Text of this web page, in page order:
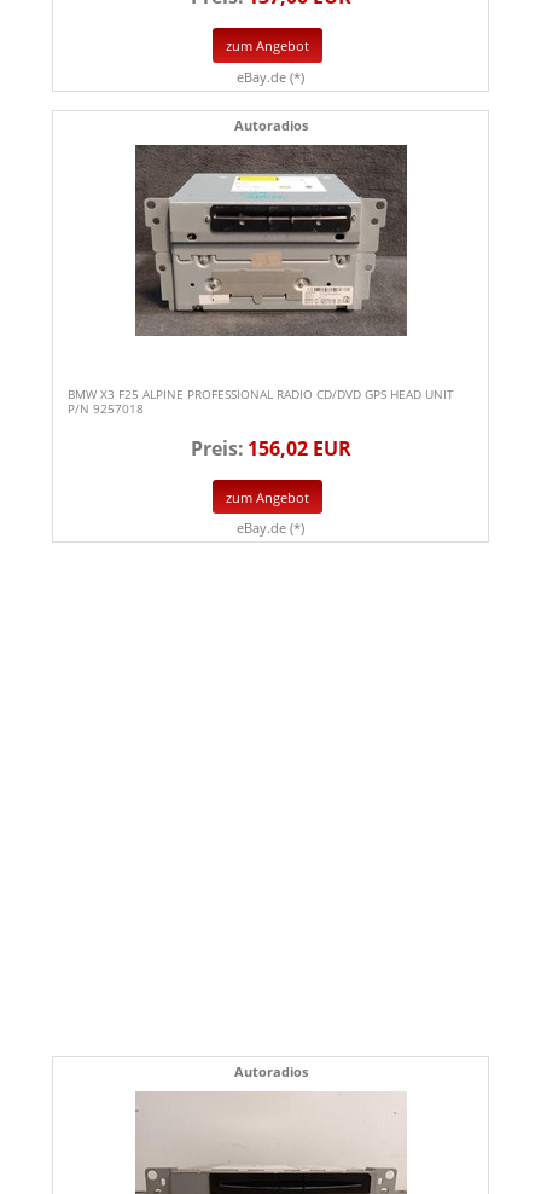
zum Angebot
eBay.de (*)
Autoradios
BMW X3 F25 ALPINE PROFESSIONAL RADIO CD/DVD GPS HEAD UNIT
P/N 9257018
Preis: 156,02 EUR
zum Angebot
eBay.de (*)
Autoradios